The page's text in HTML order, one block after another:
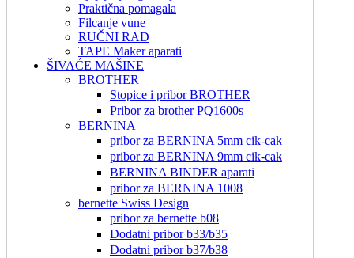
Praktična pomagala
Filcanje vune
RUČNI RAD
TAPE Maker aparati
ŠIVAĆE MAŠINE
BROTHER
Stopice i pribor BROTHER
Pribor za brother PQ1600s
BERNINA
pribor za BERNINA 5mm cik-cak
pribor za BERNINA 9mm cik-cak
BERNINA BINDER aparati
pribor za BERNINA 1008
bernette Swiss Design
pribor za bernette b08
Dodatni pribor b33/b35
Dodatni pribor b37/b38